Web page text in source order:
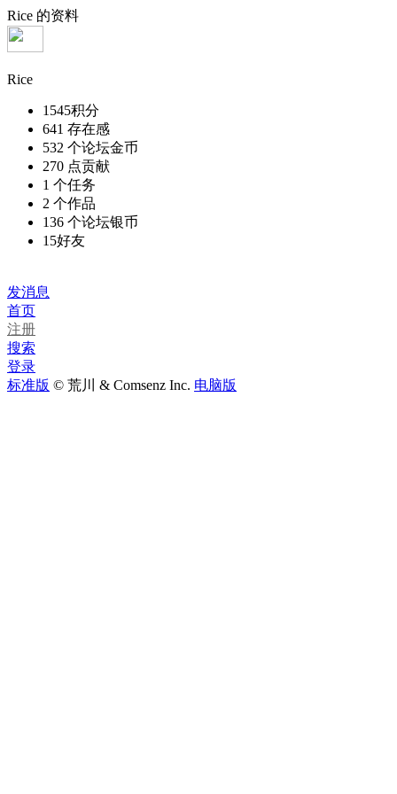
Rice 的资料
Rice
1545积分
641 存在感
532 个论坛金币
270 点贡献
1 个任务
2 个作品
136 个论坛银币
15好友
发消息
首页
注册
搜索
登录
标准版 © 荒川 & Comsenz Inc. 电脑版